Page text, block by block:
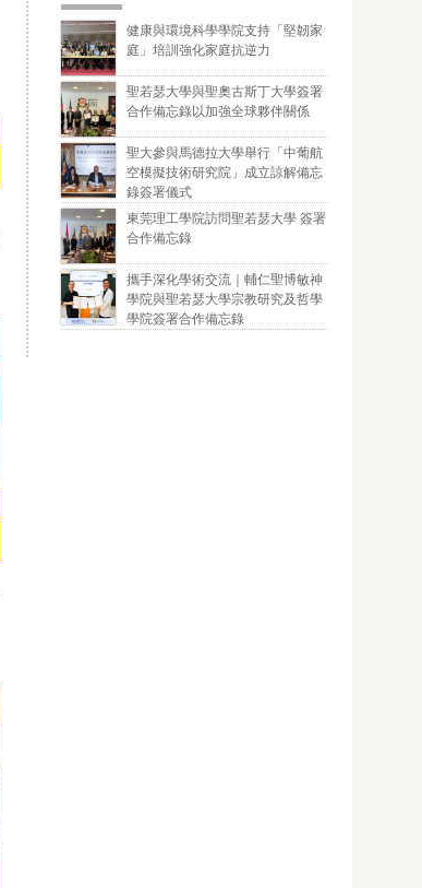
健康與環境科學學院支持「堅韌家
庭」培訓強化家庭抗逆力
聖若瑟大學與聖奧古斯丁大學簽署
合作備忘錄以加強全球夥伴關係
聖大參與馬德拉大學舉行「中葡航
空模擬技術研究院」成立諒解備忘
錄簽署儀式
東莞理工學院訪問聖若瑟大學 簽署
合作備忘錄
攜手深化學術交流｜輔仁聖博敏神
學院與聖若瑟大學宗教研究及哲學
學院簽署合作備忘錄